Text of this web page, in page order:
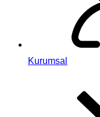
Kurumsal